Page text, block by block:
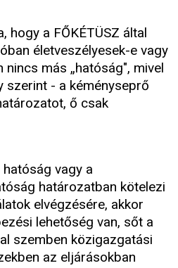
hogy a FŐKÉTÜSZ által
életveszélyesek-e vagy
más „hatóság", mivel
szerint - a kéményseprő
ő csak
vagy a
határozatban kötelezi
elvégzésére, akkor
lehetőség van, sőt a
szemben közigazgatási
az eljárásokban